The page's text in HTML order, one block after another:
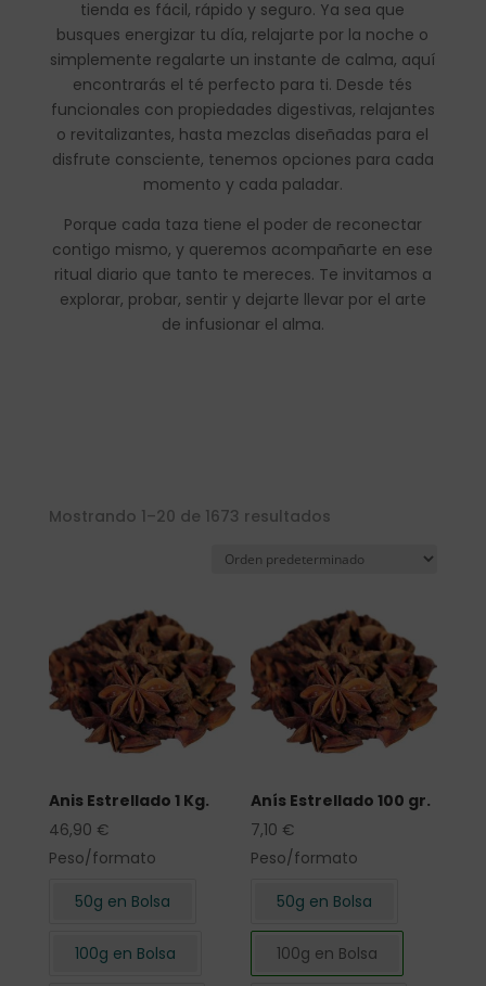
tienda es fácil, rápido y seguro. Ya sea que
busques energizar tu día, relajarte por la noche o
simplemente regalarte un instante de calma, aquí
encontrarás el té perfecto para ti. Desde tés
funcionales con propiedades digestivas, relajantes
o revitalizantes, hasta mezclas diseñadas para el
disfrute consciente, tenemos opciones para cada
momento y cada paladar.
Porque cada taza tiene el poder de reconectar
contigo mismo, y queremos acompañarte en ese
ritual diario que tanto te mereces. Te invitamos a
explorar, probar, sentir y dejarte llevar por el arte
de infusionar el alma.
Mostrando 1–20 de 1673 resultados
Anis Estrellado 1 Kg.
46,90 €
Peso/formato
50g en Bolsa
100g en Bolsa
Anís Estrellado 100 gr.
7,10 €
Peso/formato
50g en Bolsa
100g en Bolsa